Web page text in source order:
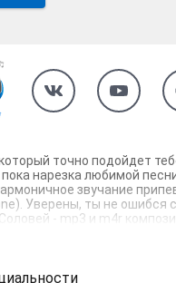
точно подойдет
нарезка любимой
звучание
Уверены, ты не
- mp3 и m4r